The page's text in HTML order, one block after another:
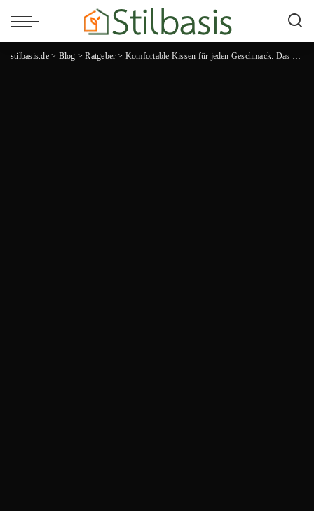
stilbasis.de> Blog >Ratgeber > Komfortable Kissen für jeden Geschmack: Das unschlagbare Angebot von IKEA